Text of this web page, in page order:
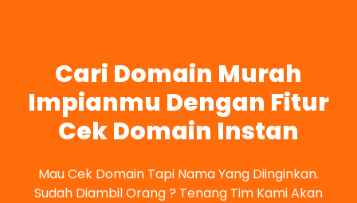
Cari Domain Murah
Impianmu Dengan Fitur
Cek Domain Instan
Mau Cek Domain Tapi Nama Yang Diinginkan.
Sudah Diambil Orang ? Tenang Tim Kami Akan